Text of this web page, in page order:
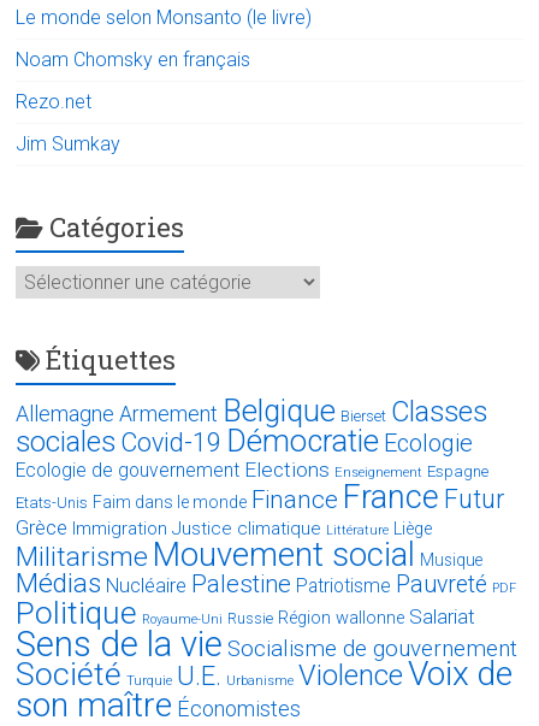
Le monde selon Monsanto (le livre)
Noam Chomsky en français
Rezo.net
Jim Sumkay
Catégories
Catégories
Étiquettes
Allemagne Armement Belgique Bierset Classes
sociales Covid-19 Démocratie Ecologie
Ecologie de gouvernement Elections Enseignement Espagne
Etats-Unis Faim dans le monde Finance France Futur
Grèce Immigration Justice climatique Littérature Liège
Militarisme Mouvement social Musique
Médias Nucléaire Palestine Patriotisme Pauvreté PDF
Politique Royaume-Uni Russie Région wallonne Salariat
Sens de la vie Socialisme de gouvernement
Société Turquie U.E. Urbanisme ViolenceVoix de
son maître Économistes